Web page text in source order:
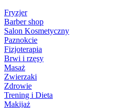
Fryzjer
Barber shop
Salon Kosmetyczny
Paznokcie
Fizjoterapia
Brwi i rzęsy
Masaż
Zwierzaki
Zdrowie
Trening i Dieta
Makijaż